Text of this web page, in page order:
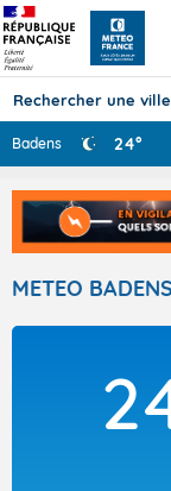
Badens 24°
METEO